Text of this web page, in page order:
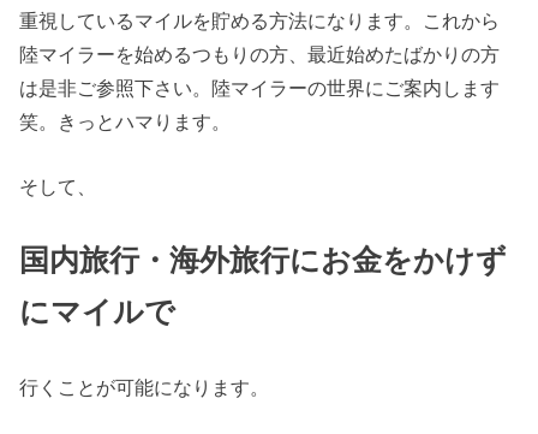
重視しているマイルを貯める方法になります。これから
陸マイラーを始めるつもりの方、最近始めたばかりの方
は是非ご参照下さい。陸マイラーの世界にご案内します
笑。きっとハマります。
そして、
国内旅行・海外旅行にお金をかけず
にマイルで
行くことが可能になります。